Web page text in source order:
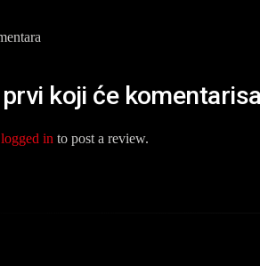
koji će
logged in to post a review.